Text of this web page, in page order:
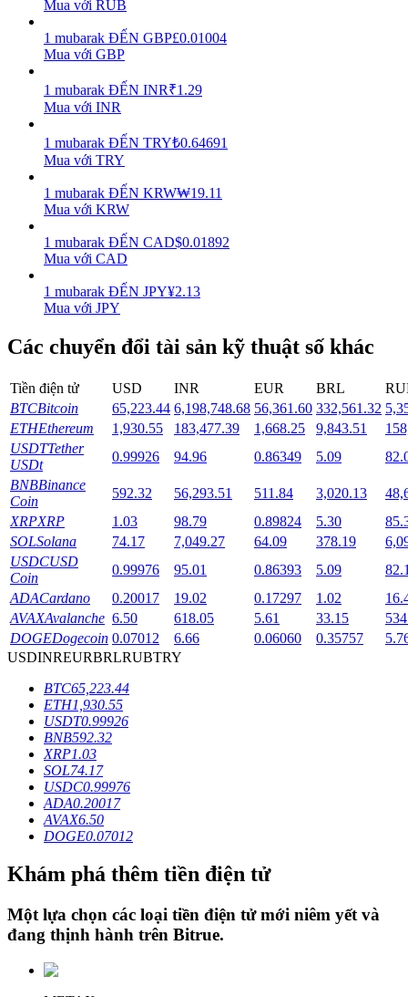
Làm cho tài sản của bạn tăng giá trị đều đặn
Staking
Lợi nhuận cao và truy cập ngay lập tức
Launchpool
Đặt cọc linh hoạt để kiếm được các token phổ biến.
Khóa BTR
Khoản vay
Mua với RUB
1 mubarak ĐẾN GBP£0.01004
Mua với GBP
1 mubarak ĐẾN INR₹1.29
Mua với INR
1 mubarak ĐẾN TRY₺0.64691
Mua với TRY
1 mubarak ĐẾN KRW₩19.11
Mua với KRW
1 mubarak ĐẾN CAD$0.01892
Mua với CAD
1 mubarak ĐẾN JPY¥2.13
Mua với JPY
Các chuyển đổi tài sản kỹ thuật số khác
Tiền điện tử USD INR EUR BRL
BTCBitcoin 65,223.44 6,198,748.68 56,361.60 332,561.32
ETHEthereum 1,930.55 183,477.39 1,668.25 9,843.51
USDTTether
USDt
0.99926 94.96 0.86349 5.09
BNBBinance
Coin
592.32 56,293.51 511.84 3,020.13
XRPXRP 1.03 98.79 0.89824 5.30
SOLSolana 74.17 7,049.27 64.09 378.19
USDCUSD
Coin
0.99976 95.01 0.86393 5.09
ADACardano 0.20017 19.02 0.17297 1.02
AVAXAvalanche 6.50 618.05 5.61 33.15
DOGEDogecoin 0.07012 6.66 0.06060 0.35757
USDINREURBRLRUBTRY
BTC65,223.44
ETH1,930.55
USDT0.99926
BNB592.32
XRP1.03
SOL74.17
USDC0.99976
ADA0.20017
AVAX6.50
DOGE0.07012
Khám phá thêm tiền điện tử
Một lựa chọn các loại tiền điện tử mới niêm yết và
đang thịnh hành trên Bitrue.